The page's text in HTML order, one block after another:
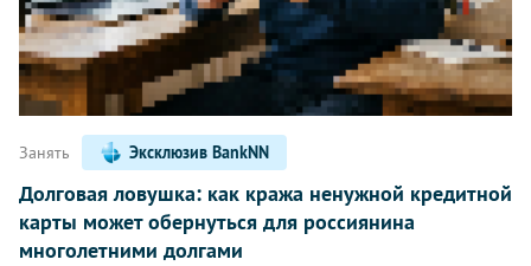
Занять Эксклюзив BankNN
Долговая ловушка: как кража ненужной кредитной
карты может обернуться для россиянина
многолетними долгами